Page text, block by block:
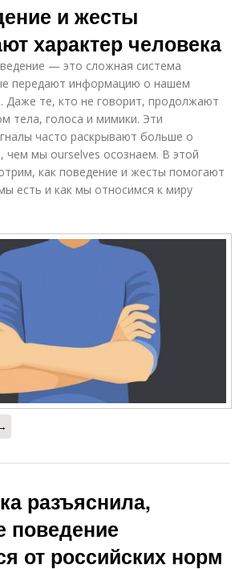
и жесты
характер человека
— это сложная система
передают информацию о нашем
Даже те, кто не говорит, продолжают
тела, голоса и мимики. Эти
часто раскрывают больше о
чем мы ourselves осознаем. В этой
как поведение и жесты помогают
есть и как мы относимся к миру
разъяснила,
поведение
от российских норм